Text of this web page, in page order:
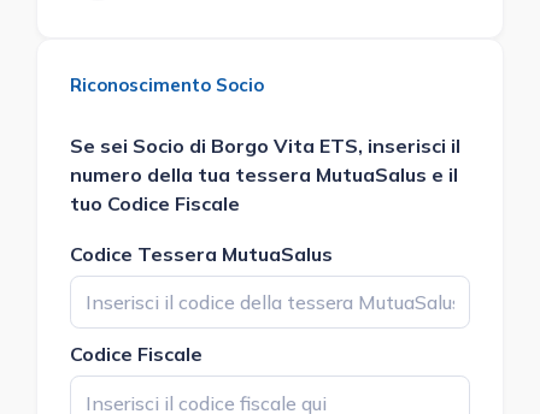
Riconoscimento Socio
Se sei Socio di Borgo Vita ETS, inserisci il
numero della tua tessera MutuaSalus e il
tuo Codice Fiscale
Codice Tessera MutuaSalus
Codice Fiscale